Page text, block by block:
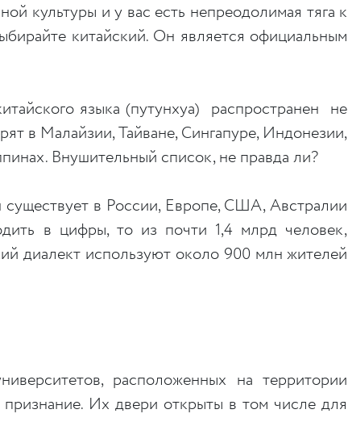
культуры и у вас есть непреодолимая тяга к
китайский. Он является официальным
языка (путунхуа) распространен не
в Малайзии, Тайване, Сингапуре, Индонезии,
Внушительный список, не правда ли?
в России, Европе, США, Австралии
в цифры, то из почти 1,4 млрд человек,
диалект используют около 900 млн жителей
расположенных на территории
Их двери открыты в том числе для